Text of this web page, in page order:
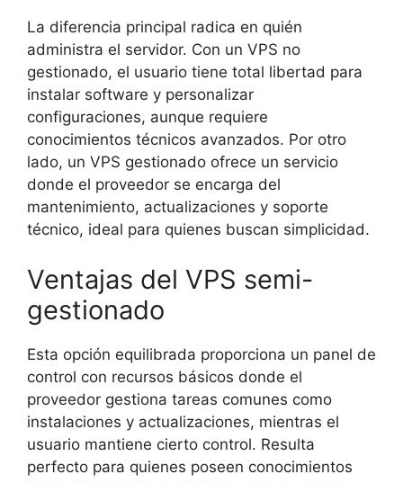
La diferencia principal radica en quién
administra el servidor. Con un VPS no
gestionado, el usuario tiene total libertad para
instalar software y personalizar
configuraciones, aunque requiere
conocimientos técnicos avanzados. Por otro
lado, un VPS gestionado ofrece un servicio
donde el proveedor se encarga del
mantenimiento, actualizaciones y soporte
técnico, ideal para quienes buscan simplicidad.
Ventajas del VPS semi-
gestionado
Esta opción equilibrada proporciona un panel de
control con recursos básicos donde el
proveedor gestiona tareas comunes como
instalaciones y actualizaciones, mientras el
usuario mantiene cierto control. Resulta
perfecto para quienes poseen conocimientos